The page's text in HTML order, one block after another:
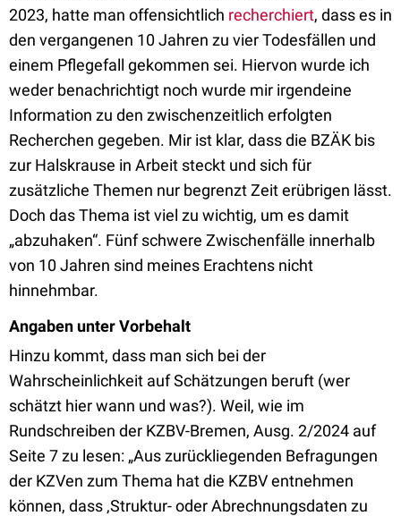
2023, hatte man offensichtlich recherchiert, dass es in
den vergangenen 10 Jahren zu vier Todesfällen und
einem Pflegefall gekommen sei. Hiervon wurde ich
weder benachrichtigt noch wurde mir irgendeine
Information zu den zwischenzeitlich erfolgten
Recherchen gegeben. Mir ist klar, dass die BZÄK bis
zur Halskrause in Arbeit steckt und sich für
zusätzliche Themen nur begrenzt Zeit erübrigen lässt.
Doch das Thema ist viel zu wichtig, um es damit
„abzuhaken“. Fünf schwere Zwischenfälle innerhalb
von 10 Jahren sind meines Erachtens nicht
hinnehmbar.
Angaben unter Vorbehalt
Hinzu kommt, dass man sich bei der
Wahrscheinlichkeit auf Schätzungen beruft (wer
schätzt hier wann und was?). Weil, wie im
Rundschreiben der KZBV-Bremen, Ausg. 2/2024 auf
Seite 7 zu lesen: „Aus zurückliegenden Befragungen
der KZVen zum Thema hat die KZBV entnehmen
können, dass ‚Struktur- oder Abrechnungsdaten zu